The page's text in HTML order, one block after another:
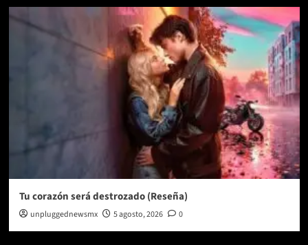
Tu corazón será destrozado (Reseña)
unpluggednewsmx 5 agosto, 2026 0